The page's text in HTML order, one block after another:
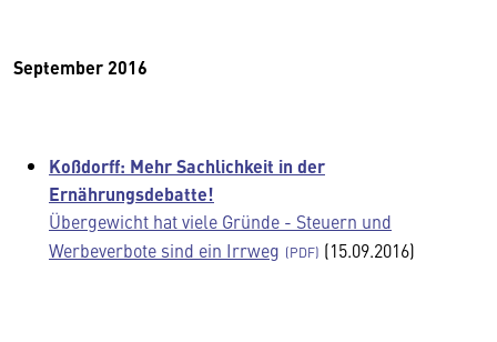
September 2016
Koßdorff: Mehr Sachlichkeit in der
Ernährungsdebatte!
Übergewicht hat viele Gründe - Steuern und
Werbeverbote sind ein Irrweg
(15.09.2016)